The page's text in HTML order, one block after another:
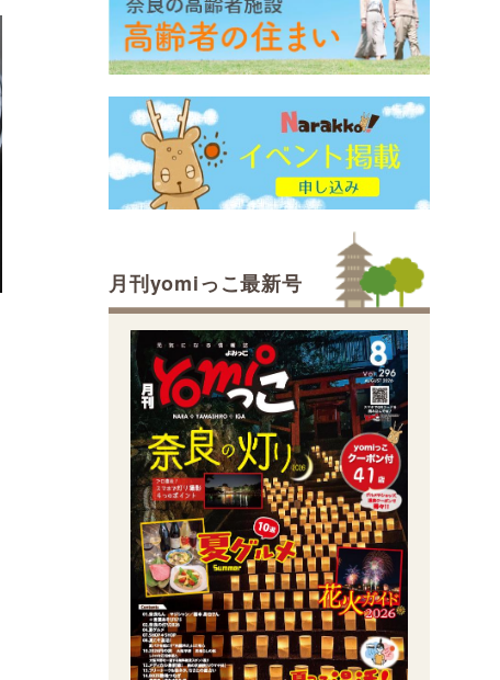
月刊yomiっこ最新号